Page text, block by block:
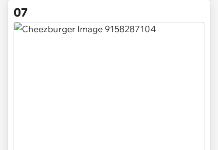
07